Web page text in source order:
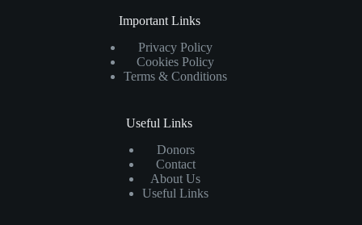
Important Links
Privacy Policy
Cookies Policy
Terms & Conditions
Useful Links
Donors
Contact
About Us
Useful Links